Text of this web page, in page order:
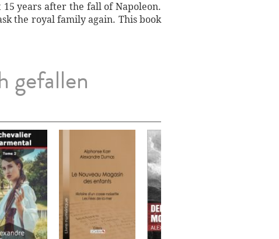
years after the fall of Napoleon.
the royal family again. This book
gefallen